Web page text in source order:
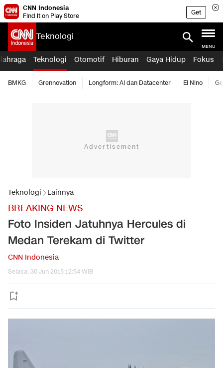
CNN Indonesia
Find it on Play Store
Get
Teknologi
MENU
Teknologi Otomotif Hiburan Gaya Hidup Fokus
BMKG Grennovation Longform: AI dan Datacenter El Nino
Teknologi Lainnya
BREAKING NEWS
Foto Insiden Jatuhnya Hercules di
Medan Terekam di Twitter
CNN Indonesia
Selasa, 30 Jun 2015 12:54 WIB